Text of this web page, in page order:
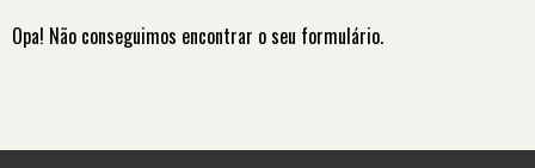
Opa! Não conseguimos encontrar o seu formulário.